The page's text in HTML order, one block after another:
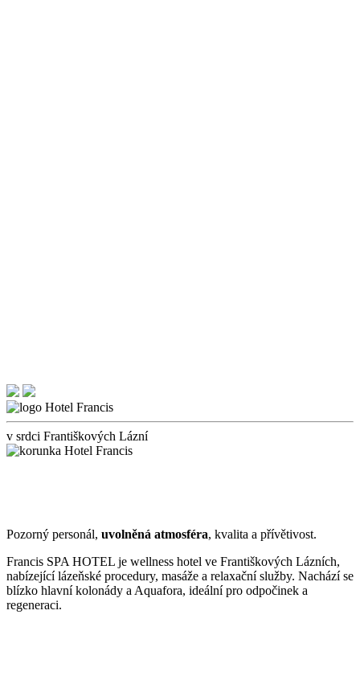
v srdci Františkových Lázní
Pozorný personál, uvolněná atmosféra, kvalita a přívětivost.
Francis SPA HOTEL je wellness hotel ve Františkových Lázních,
nabízející lázeňské procedury, masáže a relaxační služby. Nachází se
blízko hlavní kolonády a Aquafora, ideální pro odpočinek a
regeneraci.